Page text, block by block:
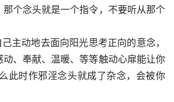
个念头就是一个指令，不要听从那个
主动地去面向阳光思考正向的意念，
动、奉献、温暖、等等触动心扉能让你
此时作邪淫念头就成了杂念，会被你